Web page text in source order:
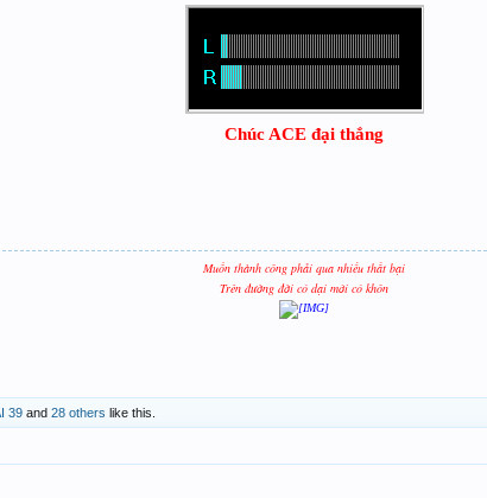
Chúc ACE đại thắng
Muốn thành công phải qua nhiều thất bại
Trên đường đời có dại mới có khôn
39 and 28 others like this.